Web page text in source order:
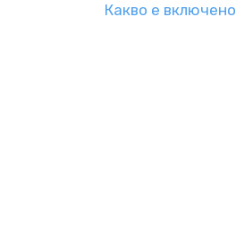
Какво е включено